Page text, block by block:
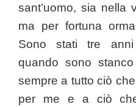
sant’uomo, sia nella
ma per fortuna
Sono stati tre
quando sono
sempre a tutto ciò
per me e a ciò